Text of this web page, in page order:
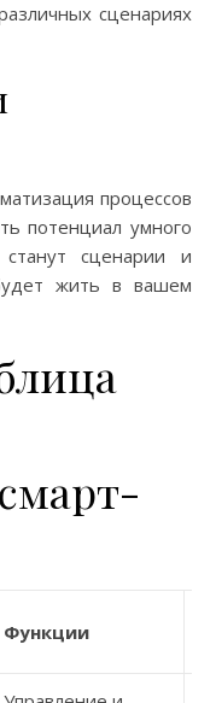
сценариях
процессов
потенциал умного
сценарии и
жить в вашем
Функции